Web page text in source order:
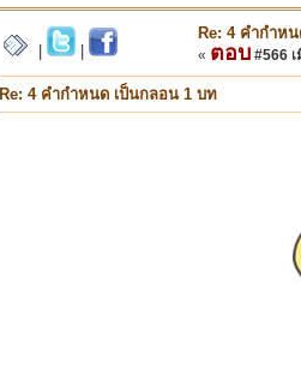
Re: 4 คำกำห
« ตอบ #566
Re: 4 คำกำหนด เป็นกลอน 1 บท